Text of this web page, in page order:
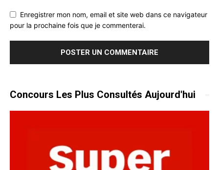
Enregistrer mon nom, email et site web dans ce navigateur
pour la prochaine fois que je commenterai.
Concours Les Plus Consultés Aujourd'hui